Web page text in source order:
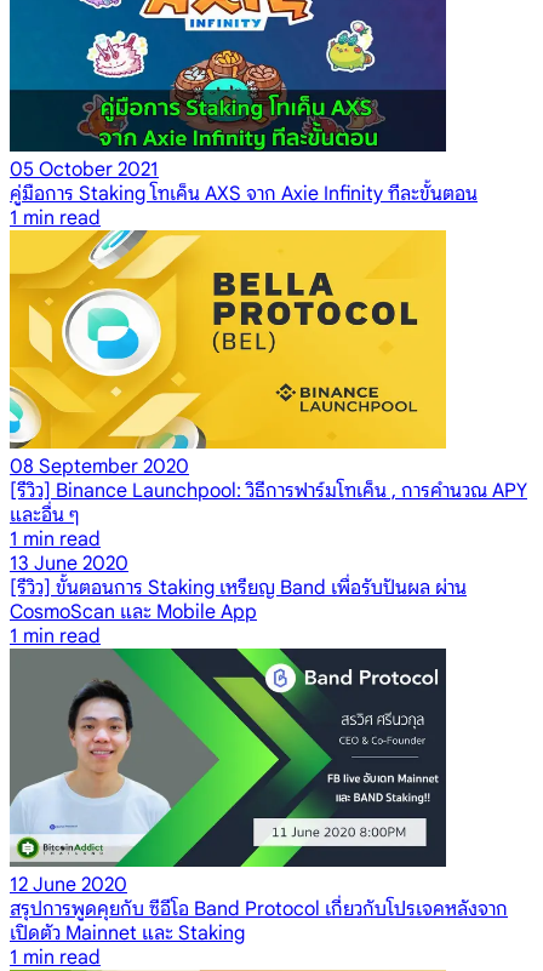
05 October 2021
คู่มือการ Staking โทเค็น AXS จาก Axie Infinity ทีละขั้นตอน
1 min read
08 September 2020
[รีวิว] Binance Launchpool: วิธีการฟาร์มโทเค็น , การคำนวณ APY
และอื่น ๆ
1 min read
13 June 2020
[รีวิว] ขั้นตอนการ Staking เหรียญ Band เพื่อรับปันผล ผ่าน
CosmoScan และ Mobile App
1 min read
12 June 2020
สรุปการพูดคุยกับ ซีอีโอ Band Protocol เกี่ยวกับโปรเจคหลังจาก
เปิดตัว Mainnet และ Staking
1 min read